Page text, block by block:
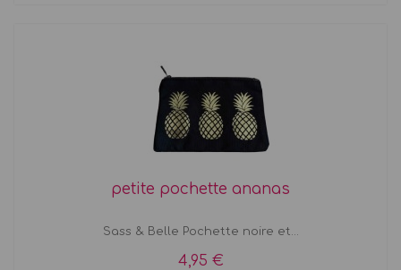
petite pochette ananas
Sass & Belle Pochette noire et...
4,95 €